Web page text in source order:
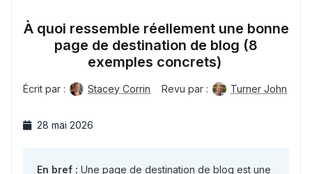
À quoi ressemble réellement une bonne
page de destination de blog (8
exemples concrets)
Écrit par : Stacey Corrin Revu par : Turner John
28 mai 2026
En bref : Une page de destination de blog est une